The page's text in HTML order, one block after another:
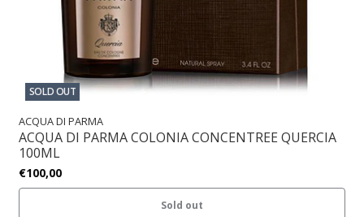
SOLD OUT
ACQUA DI PARMA
ACQUA DI PARMA COLONIA CONCENTREE QUERCIA
100ML
€100,00
Sold out